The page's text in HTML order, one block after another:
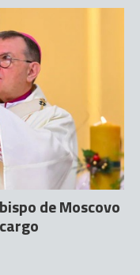
de Moscovo